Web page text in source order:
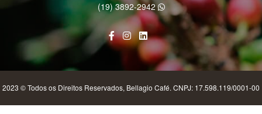
(19) 3892-2942
2023 © Todos os Direitos Reservados, Bellagio Café. CNPJ: 17.598.119/0001-00